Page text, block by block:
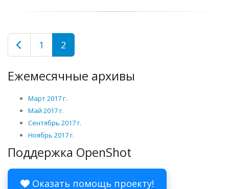
1 2
Ежемесячные архивы
Март 2017 г.
Май 2017 г.
Сентябрь 2017 г.
Ноябрь 2017 г.
Поддержка OpenShot
Оказать помощь проекту!